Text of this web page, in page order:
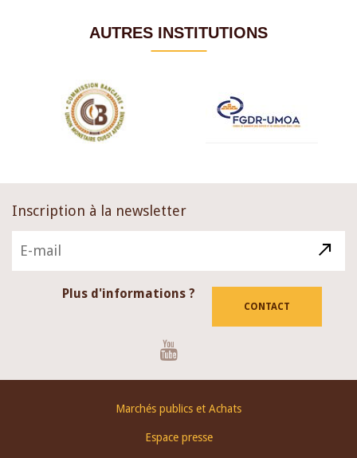
AUTRES INSTITUTIONS
Inscription à la newsletter
Plus d'informations ?
CONTACT
Marchés publics et Achats
Espace presse